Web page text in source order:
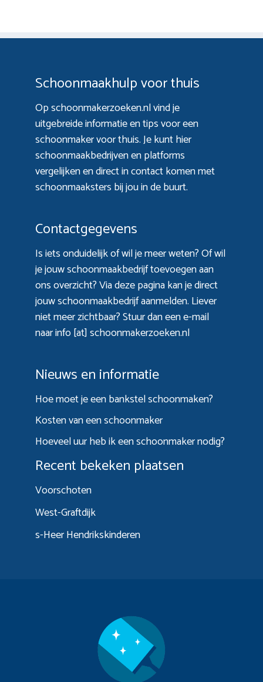
Schoonmaakhulp voor thuis
Op schoonmakerzoeken.nl vind je
uitgebreide informatie en tips voor een
schoonmaker voor thuis. Je kunt hier
schoonmaakbedrijven en platforms
vergelijken en direct in contact komen met
schoonmaaksters bij jou in de buurt.
Contactgegevens
Is iets onduidelijk of wil je meer weten? Of wil
je jouw schoonmaakbedrijf toevoegen aan
ons overzicht? Viadeze paginakan je direct
jouw schoonmaakbedrijf aanmelden. Liever
niet meer zichtbaar? Stuur dan een e-mail
naar info [at] schoonmakerzoeken.nl
Nieuws en informatie
Hoe moet je een bankstel schoonmaken?
Kosten van een schoonmaker
Hoeveel uur heb ik een schoonmaker nodig?
Recent bekeken plaatsen
Voorschoten
West-Graftdijk
s-Heer Hendrikskinderen